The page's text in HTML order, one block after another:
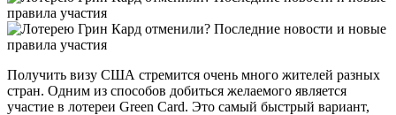
Получить визу США стремится очень много жителей разных
стран. Одним из способов добиться желаемого является
участие в лотереи Green Card. Это самый быстрый вариант,